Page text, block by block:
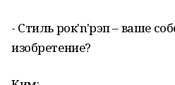
- Стиль рок'n'рэп – ваше
изобретение?